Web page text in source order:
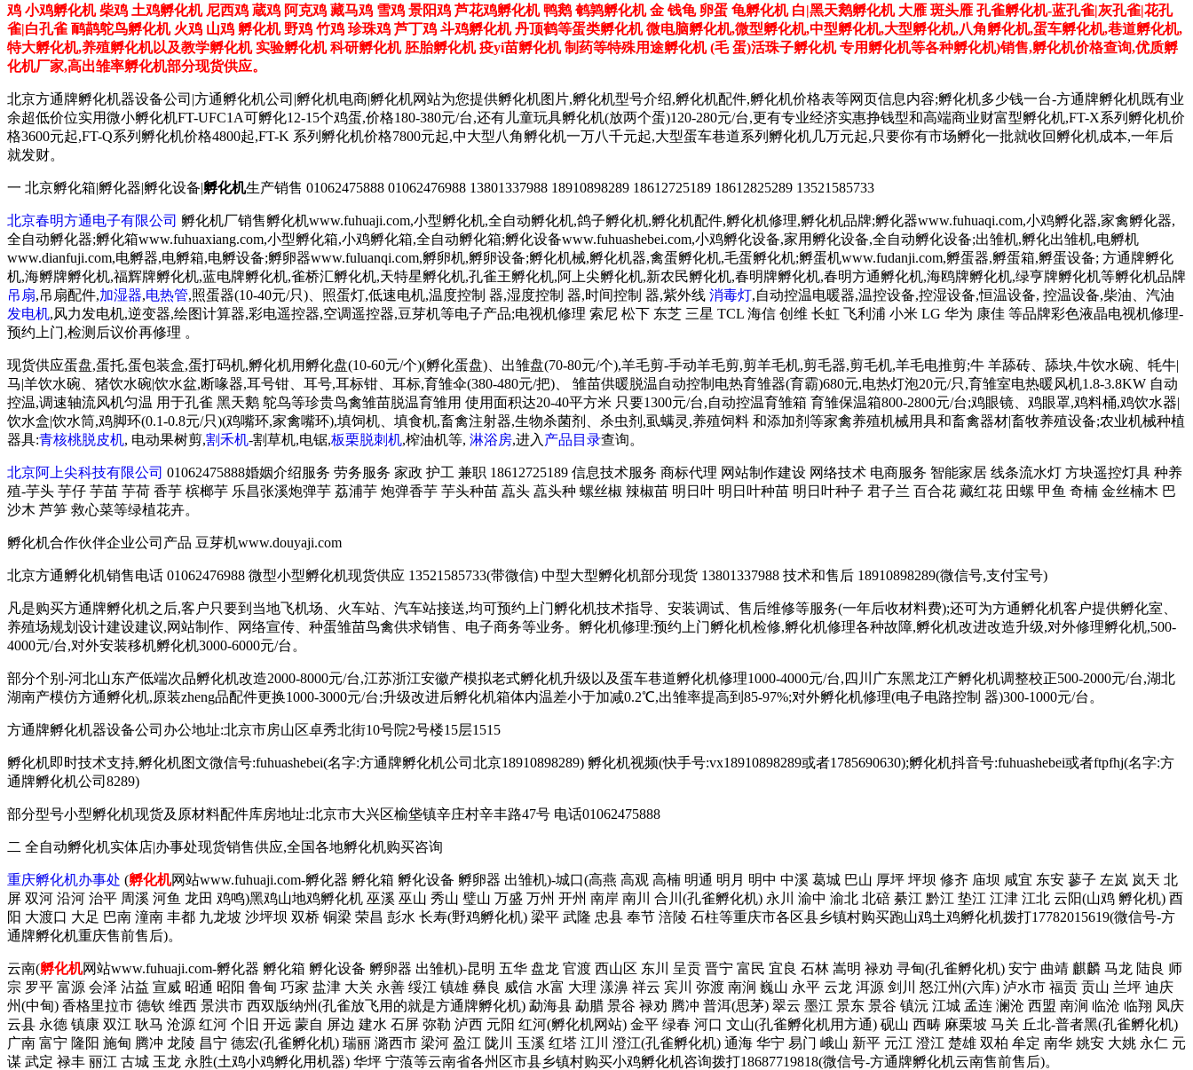
鸡 小鸡孵化机 柴鸡 土鸡孵化机 尼西鸡 蔵鸡 阿克鸡 藏马鸡 雪鸡 景阳鸡 芦花鸡孵化机 鸭鹅 鹌鹑孵化机 金 钱龟 卵蛋 龟孵化机 白|黑天鹅孵化机 大雁 斑头雁 孔雀孵化机-蓝孔雀|灰孔雀|花孔
雀|白孔雀 鸸鹋鸵鸟孵化机 火鸡 山鸡 孵化机 野鸡 竹鸡 珍珠鸡 芦丁鸡 斗鸡孵化机 丹顶鹤等蛋类孵化机 微电脑孵化机,微型孵化机,中型孵化机,大型孵化机,八角孵化机,蛋车孵化机,巷道孵化机,
特大孵化机,养殖孵化机以及教学孵化机 实验孵化机 科研孵化机 胚胎孵化机 疫yi苗孵化机 制药等特殊用途孵化机 (毛 蛋)活珠子孵化机 专用孵化机等各种孵化机)销售,孵化机价格查询,优质孵
化机厂家,高出雏率孵化机部分现货供应。
北京方通牌孵化机器设备公司|方通孵化机公司|孵化机电商|孵化机网站为您提供孵化机图片,孵化机型号介绍,孵化机配件,孵化机价格表等网页信息内容;孵化机多少钱一台-方通牌孵化机既有业
余超低价位实用微小孵化机FT-UFC1A可孵化12-15个鸡蛋,价格180-380元/台,还有儿童玩具孵化机(放两个蛋)120-280元/台,更有专业经济实惠挣钱型和高端商业财富型孵化机,FT-X系列孵化机价
格3600元起,FT-Q系列孵化机价格4800起,FT-K 系列孵化机价格7800元起,中大型八角孵化机一万八千元起,大型蛋车巷道系列孵化机几万元起,只要你有市场孵化一批就收回孵化机成本,一年后
就发财。
一 北京孵化箱|孵化器|孵化设备|孵化机生产销售 01062475888 01062476988 13801337988 18910898289 18612725189 18612825289 13521585733
北京春明方通电子有限公司 孵化机厂销售孵化机www.fuhuaji.com,小型孵化机,全自动孵化机,鸽子孵化机,孵化机配件,孵化机修理,孵化机品牌;孵化器www.fuhuaqi.com,小鸡孵化器,家禽孵化器,
全自动孵化器;孵化箱www.fuhuaxiang.com,小型孵化箱,小鸡孵化箱,全自动孵化箱;孵化设备www.fuhuashebei.com,小鸡孵化设备,家用孵化设备,全自动孵化设备;出雏机,孵化出雏机,电孵机
www.dianfuji.com,电孵器,电孵箱,电孵设备;孵卵器www.fuluanqi.com,孵卵机,孵卵设备;孵化机械,孵化机器,禽蛋孵化机,毛蛋孵化机;孵蛋机www.fudanji.com,孵蛋器,孵蛋箱,孵蛋设备; 方通牌孵化
机,海孵牌孵化机,福辉牌孵化机,蓝电牌孵化机,雀桥汇孵化机,天特星孵化机,孔雀王孵化机,阿上尖孵化机,新农民孵化机,春明牌孵化机,春明方通孵化机,海鸥牌孵化机,绿亨牌孵化机等孵化机品牌
吊扇,吊扇配件,加湿器,电热管,照蛋器(10-40元/只)、照蛋灯,低速电机,温度控制 器,湿度控制 器,时间控制 器,紫外线 消毒灯,自动控温电暖器,温控设备,控湿设备,恒温设备, 控温设备,柴油、汽油
发电机,风力发电机,逆变器,绘图计算器,彩电遥控器,空调遥控器,豆芽机等电子产品;电视机修理 索尼 松下 东芝 三星 TCL 海信 创维 长虹 飞利浦 小米 LG 华为 康佳 等品牌彩色液晶电视机修理-
预约上门,检测后议价再修理 。
现货供应蛋盘,蛋托,蛋包装盒,蛋打码机,孵化机用孵化盘(10-60元/个)(孵化蛋盘)、出雏盘(70-80元/个),羊毛剪-手动羊毛剪,剪羊毛机,剪毛器,剪毛机,羊毛电推剪;牛 羊舔砖、舔块,牛饮水碗、牦牛|
马|羊饮水碗、猪饮水碗|饮水盆,断喙器,耳号钳、耳号,耳标钳、耳标,育雏伞(380-480元/把)、 雏苗供暖脱温自动控制电热育雏器(育霸)680元,电热灯泡20元/只,育雏室电热暖风机1.8-3.8KW 自动
控温,调速轴流风机匀温 用于孔雀 黑天鹅 鸵鸟等珍贵鸟禽雏苗脱温育雏用 使用面积达20-40平方米 只要1300元/台,自动控温育雏箱 育雏保温箱800-2800元/台;鸡眼镜、鸡眼罩,鸡料桶,鸡饮水器|
饮水盒|饮水筒,鸡脚环(0.1-0.8元/只)(鸡嘴环,家禽嘴环),填饲机、填食机,畜禽注射器,生物杀菌剂、杀虫剂,虱螨灵,养殖饲料 和添加剂等家禽养殖机械用具和畜禽器材|畜牧养殖设备;农业机械种植
器具:青核桃脱皮机, 电动果树剪,割禾机-割草机,电锯,板栗脱刺机,榨油机等, 淋浴房,进入 产品目录查询。
北京阿上尖科技有限公司 01062475888婚姻介绍服务 劳务服务 家政 护工 兼职 18612725189 信息技术服务 商标代理 网站制作建设 网络技术 电商服务 智能家居 线条流水灯 方块遥控灯具 种养
殖-芋头 芋仔 芋苗 芋荷 香芋 槟榔芋 乐昌张溪炮弹芋 荔浦芋 炮弹香芋 芋头种苗 藠头 藠头种 螺丝椒 辣椒苗 明日叶 明日叶种苗 明日叶种子 君子兰 百合花 藏红花 田螺 甲鱼 奇楠 金丝楠木 巴
沙木 芦笋 救心菜等绿植花卉。
孵化机合作伙伴企业公司产品 豆芽机www.douyaji.com
北京方通孵化机销售电话 01062476988 微型小型孵化机现货供应 13521585733(带微信) 中型大型孵化机部分现货 13801337988 技术和售后 18910898289(微信号,支付宝号)
凡是购买方通牌孵化机之后,客户只要到当地飞机场、火车站、汽车站接送,均可预约上门孵化机技术指导、安装调试、售后维修等服务(一年后收材料费);还可为方通孵化机客户提供孵化室、
养殖场规划设计建设建议,网站制作、网络宣传、种蛋雏苗鸟禽供求销售、电子商务等业务。孵化机修理:预约上门孵化机检修,孵化机修理各种故障,孵化机改进改造升级,对外修理孵化机,500-
4000元/台,对外安装移机孵化机3000-6000元/台。
部分个别-河北山东产低端次品孵化机改造2000-8000元/台,江苏浙江安徽产模拟老式孵化机升级以及蛋车巷道孵化机修理1000-4000元/台,四川广东黑龙江产孵化机调整校正500-2000元/台,湖北
湖南产模仿方通孵化机,原装zheng品配件更换1000-3000元/台;升级改进后孵化机箱体内温差小于加减0.2℃,出雏率提高到85-97%;对外孵化机修理(电子电路控制 器)300-1000元/台。
方通牌孵化机器设备公司办公地址:北京市房山区卓秀北街10号院2号楼15层1515
孵化机即时技术支持,孵化机图文微信号:fuhuashebei(名字:方通牌孵化机公司北京18910898289) 孵化机视频(快手号:vx18910898289或者1785690630);孵化机抖音号:fuhuashebei或者ftpfhj(名字:方
通牌孵化机公司8289)
部分型号小型孵化机现货及原材料配件库房地址:北京市大兴区榆垡镇辛庄村辛丰路47号 电话01062475888
二 全自动孵化机实体店|办事处现货销售供应,全国各地孵化机购买咨询
重庆孵化机办事处 (孵化机网站www.fuhuaji.com-孵化器 孵化箱 孵化设备 孵卵器 出雏机)-城口(高燕 高观 高楠 明通 明月 明中 中溪 葛城 巴山 厚坪 坪坝 修齐 庙坝 咸宜 东安 蓼子 左岚 岚天 北
屏 双河 沿河 治平 周溪 河鱼 龙田 鸡鸣)黑鸡山地鸡孵化机 巫溪 巫山 秀山 璧山 万盛 万州 开州 南岸 南川 合川(孔雀孵化机) 永川 渝中 渝北 北碚 綦江 黔江 垫江 江津 江北 云阳(山鸡 孵化机) 酉
阳 大渡口 大足 巴南 潼南 丰都 九龙坡 沙坪坝 双桥 铜梁 荣昌 彭水 长寿(野鸡孵化机) 梁平 武隆 忠县 奉节 涪陵 石柱等重庆市各区县乡镇村购买跑山鸡土鸡孵化机拨打17782015619(微信号-方
通牌孵化机重庆售前售后)。
云南(孵化机网站www.fuhuaji.com-孵化器 孵化箱 孵化设备 孵卵器 出雏机)-昆明 五华 盘龙 官渡 西山区 东川 呈贡 晋宁 富民 宜良 石林 嵩明 禄劝 寻甸(孔雀孵化机) 安宁 曲靖 麒麟 马龙 陆良 师
宗 罗平 富源 会泽 沾益 宣威 昭通 昭阳 鲁甸 巧家 盐津 大关 永善 绥江 镇雄 彝良 威信 水富 大理 漾濞 祥云 宾川 弥渡 南涧 巍山 永平 云龙 洱源 剑川 怒江州(六库) 泸水市 福贡 贡山 兰坪 迪庆
州(中甸) 香格里拉市 德钦 维西 景洪市 西双版纳州(孔雀放飞用的就是方通牌孵化机) 勐海县 勐腊 景谷 禄劝 腾冲 普洱(思茅) 翠云 墨江 景东 景谷 镇沅 江城 孟连 澜沧 西盟 南涧 临沧 临翔 凤庆
云县 永德 镇康 双江 耿马 沧源 红河 个旧 开远 蒙自 屏边 建水 石屏 弥勒 泸西 元阳 红河(孵化机网站) 金平 绿春 河口 文山(孔雀孵化机用方通) 砚山 西畴 麻栗坡 马关 丘北-普者黑(孔雀孵化机)
广南 富宁 隆阳 施甸 腾冲 龙陵 昌宁 德宏(孔雀孵化机) 瑞丽 潞西市 梁河 盈江 陇川 玉溪 红塔 江川 澄江(孔雀孵化机) 通海 华宁 易门 峨山 新平 元江 澄江 楚雄 双柏 牟定 南华 姚安 大姚 永仁 元
谋 武定 禄丰 丽江 古城 玉龙 永胜(土鸡小鸡孵化用机器) 华坪 宁蒗等云南省各州区市县乡镇村购买小鸡孵化机咨询拨打18687719818(微信号-方通牌孵化机云南售前售后)。